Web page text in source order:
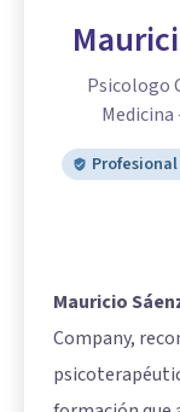
Psicologo
Mauricio
Company,